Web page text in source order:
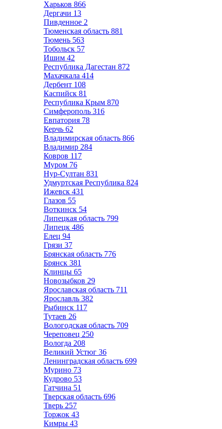
Харьков 866
Дергачи 13
Пивденное 2
Тюменская область 881
Тюмень 563
Тобольск 57
Ишим 42
Республика Дагестан 872
Махачкала 414
Дербент 108
Каспийск 81
Республика Крым 870
Симферополь 316
Евпатория 78
Керчь 62
Владимирская область 866
Владимир 284
Ковров 117
Муром 76
Нур-Султан 831
Удмуртская Республика 824
Ижевск 431
Глазов 55
Воткинск 54
Липецкая область 799
Липецк 486
Елец 94
Грязи 37
Брянская область 776
Брянск 381
Клинцы 65
Новозыбков 29
Ярославская область 711
Ярославль 382
Рыбинск 117
Тутаев 26
Вологодская область 709
Череповец 250
Вологда 208
Великий Устюг 36
Ленинградская область 699
Мурино 73
Кудрово 53
Гатчина 51
Тверская область 696
Тверь 257
Торжок 43
Кимры 43